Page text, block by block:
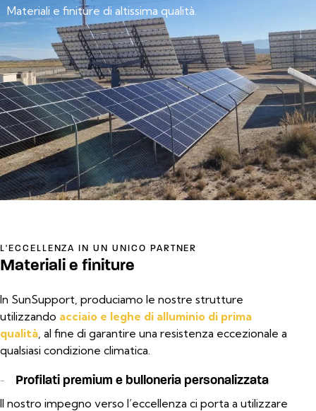
Materiali e finiture di altissima qualità.
L'ECCELLENZA IN UN UNICO PARTNER
Materiali e finiture
In SunSupport, produciamo le nostre strutture
utilizzando acciaio e leghe di alluminio di prima
qualità , al fine di garantire una resistenza eccezionale a
qualsiasi condizione climatica.
- Profilati premium e bulloneria personalizzata
Il nostro impegno verso l’eccellenza ci porta a utilizzare